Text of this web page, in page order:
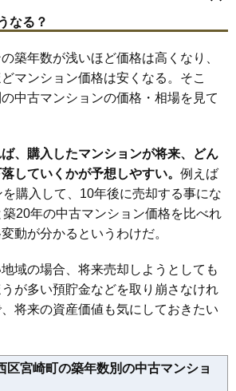
なる？
築年数が浅いほど価格は高くなり、
マンション価格は安くなる。そこ
中古マンションの価格・相場を見て
、購入したマンションが将来、どん
していくかが予想しやすい。 例えば
購入して、10年後に売却する事にな
20年の中古マンション価格を比べれ
動が分かるというわけだ。
域の場合、将来売却しようとしても
が多い預貯金などを取り崩さなけれ
将来の資産価値も気にしておきたい
宮崎町の築年数別の中古マンショ
中央
町平沼藤棚町
駅